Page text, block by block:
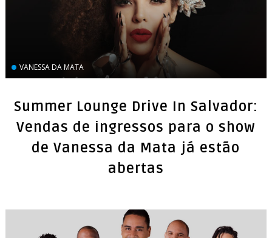
VANESSA DA MATA
Summer Lounge Drive In Salvador:
Vendas de ingressos para o show
de Vanessa da Mata já estão
abertas